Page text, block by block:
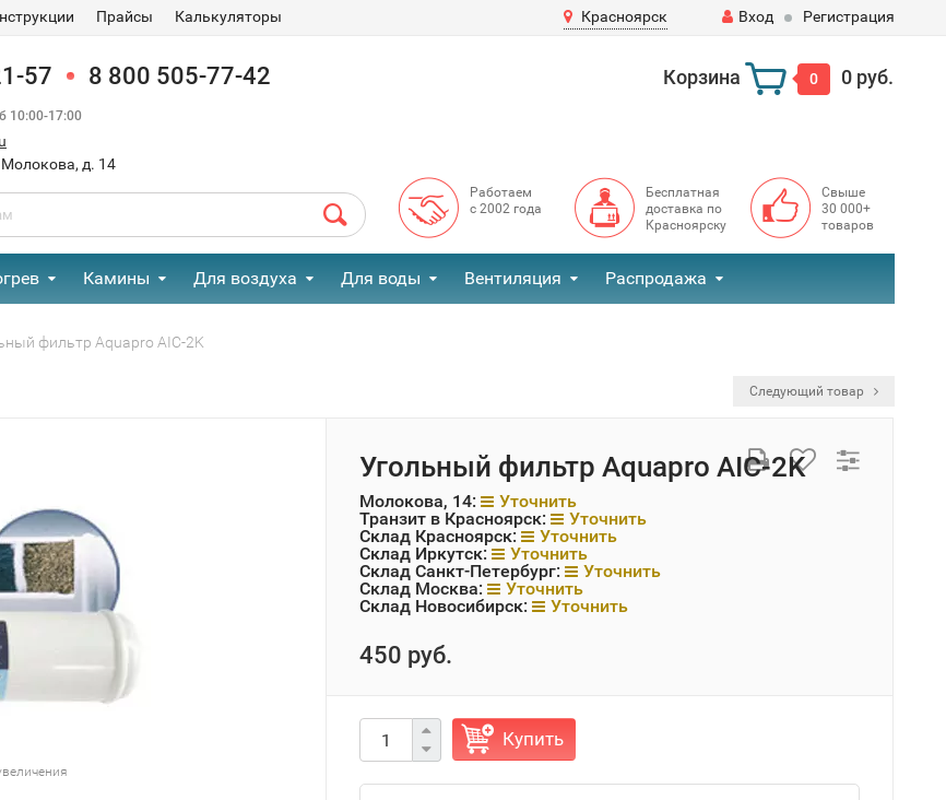
Прайсы Калькуляторы Красноярск Вход Регистрация
57 8 800 505-77-42
10:00-17:00
Молокова, д. 14
Корзина 0 0 руб.
Работаем
с 2002 года
Бесплатная
доставка по
Красноярску
Свыше
30 000+
товаров
Камины Для воздуха Для воды Вентиляция Распродажа
фильтр Aquapro AIC-2K
Следующий товар
Угольный фильтр Aquapro AIC-2K
Молокова, 14:
Уточнить
Транзит в Красноярск:
Уточнить
Склад Красноярск:
Уточнить
Склад Иркутск:
Уточнить
Склад Санкт-Петербург:
Уточнить
Склад Москва:
Уточнить
Склад Новосибирск:
Уточнить
450 руб.
Купить